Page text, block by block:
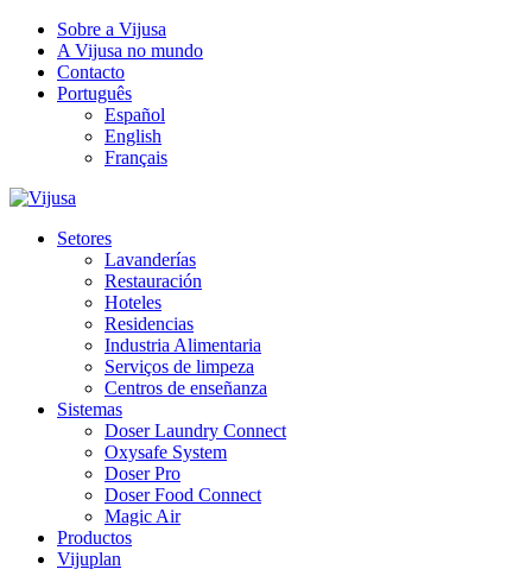
Sobre a Vijusa
A Vijusa no mundo
Contacto
Português
Español
English
Français
Setores
Lavanderías
Restauración
Hoteles
Residencias
Industria Alimentaria
Serviços de limpeza
Centros de enseñanza
Sistemas
Doser Laundry Connect​
Oxysafe System
Doser Pro
Doser Food Connect
Magic Air
Productos
Vijuplan